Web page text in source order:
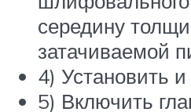
середину
затачиваемой
4) Установить
5) Включить